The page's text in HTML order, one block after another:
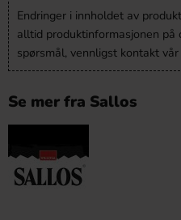
Endringer i innholdet av
alltid produktinformasjonen på
spørsmål, vennligst kontakt vår
Se mer fra Sallos